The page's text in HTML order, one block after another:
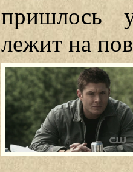
пришлось
лежит на